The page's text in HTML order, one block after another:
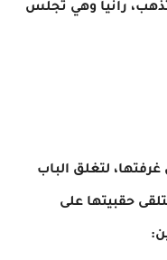
رانيا وهي تجلس
لتغلق الباب
حقبيتها على